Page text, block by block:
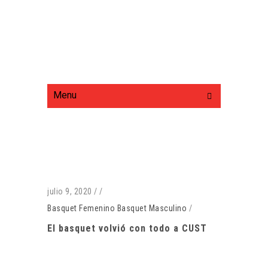
Menu
julio 9, 2020 / /
Basquet Femenino Basquet Masculino /
El basquet volvió con todo a CUST